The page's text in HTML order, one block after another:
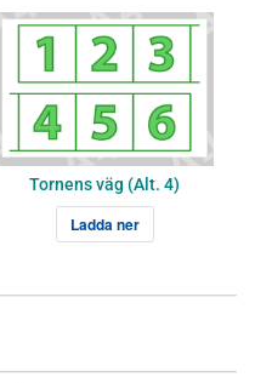
Tornens väg (Alt. 4)
Ladda ner